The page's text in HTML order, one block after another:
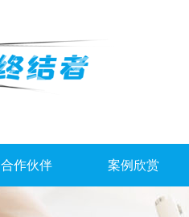
合作伙伴 案例欣赏